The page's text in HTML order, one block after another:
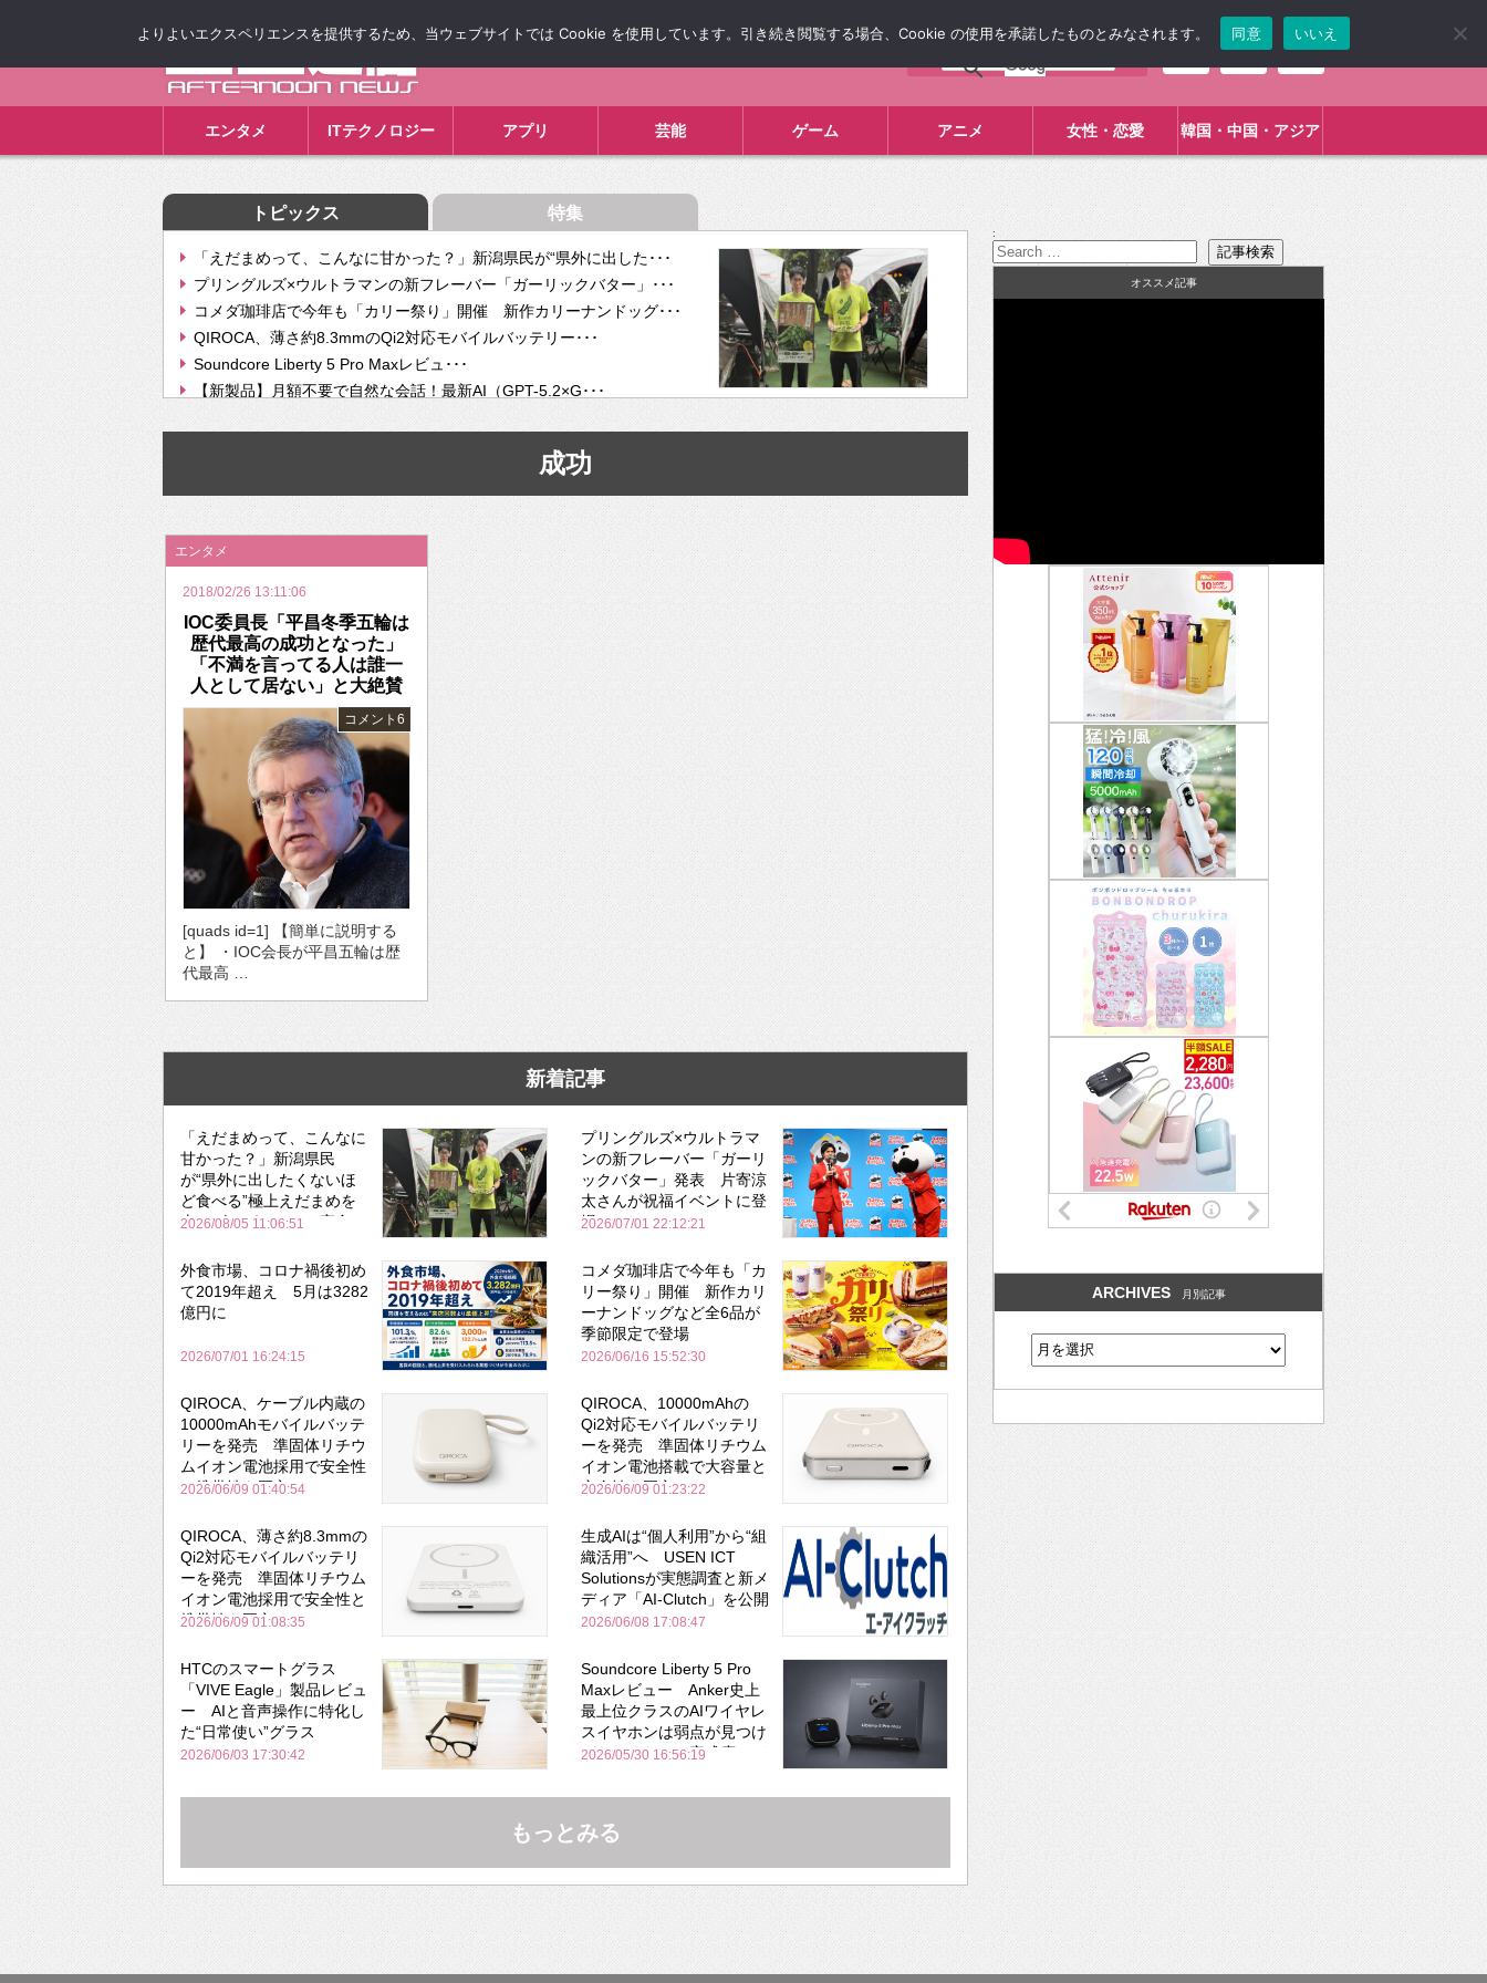
エンタメ ITテクノロジー アプリ 芸能 ゲーム アニメ 女性・恋愛 韓国・中国・アジア
トピックス 特集
「えだまめって、こんなに甘かった？」新潟県民が“県外に出した･･･
プリングルズ×ウルトラマンの新フレーバー「ガーリックバター」･･･
コメダ珈琲店で今年も「カリー祭り」開催 新作カリーナンドッグ･･･
QIROCA、薄さ約8.3mmのQi2対応モバイルバッテリー･･･
Soundcore Liberty 5 Pro Maxレビュ･･･
【新製品】月額不要で自然な会話！最新AI（GPT-5.2×G･･･
【次世代の没入感と生産性】VITURE Luma Ultra･･･
挫折率8割の壁をAIで突破。ジャストシステム、”自分が今話し･･･
2026年のバレンタインは「自分で作って、想いを渡す」 TE･･･
成功
エンタメ
2018/02/26 13:11:06
IOC委員長「平昌冬季五輪は
歴代最高の成功となった」
「不満を言ってる人は誰一
人として居ない」と大絶賛
コメント6
[quads id=1] 【簡単に説明する
と】 ・IOC会長が平昌五輪は歴
代最高 …
新着記事
「えだまめって、こんなに
甘かった？」新潟県民
が“県外に出したくないほ
ど食べる”極上えだまめを
森のビアガーデンで実食
2026/08/05 11:06:51
プリングルズ×ウルトラマ
ンの新フレーバー「ガーリ
ックバター」発表 片寄涼
太さんが祝福イベントに登
場
2026/07/01 22:12:21
外食市場、コロナ禍後初め
て2019年超え 5月は3282
億円に
2026/07/01 16:24:15
コメダ珈琲店で今年も「カ
リー祭り」開催 新作カリ
ーナンドッグなど全6品が
季節限定で登場
2026/06/16 15:52:30
QIROCA、ケーブル内蔵の
10000mAhモバイルバッテ
リーを発売 準固体リチウ
ムイオン電池採用で安全性
と携帯性を両立
2026/06/09 01:40:54
QIROCA、10000mAhの
Qi2対応モバイルバッテリ
ーを発売 準固体リチウム
イオン電池搭載で大容量と
安全性を両立
2026/06/09 01:23:22
QIROCA、薄さ約8.3mmの
Qi2対応モバイルバッテリ
ーを発売 準固体リチウム
イオン電池採用で安全性と
携帯性を両立
2026/06/09 01:08:35
生成AIは“個人利用”から“組
織活用”へ USEN ICT
Solutionsが実態調査と新メ
ディア「AI-Clutch」を公開
2026/06/08 17:08:47
HTCのスマートグラス
「VIVE Eagle」製品レビュ
ー AIと音声操作に特化し
た“日常使い”グラス
2026/06/03 17:30:42
Soundcore Liberty 5 Pro
Maxレビュー Anker史上
最上位クラスのAIワイヤレ
スイヤホンは弱点が見つけ
づらいくらいの完成度にび
Bose並み
2026/05/30 16:56:19
もっとみる
:
オススメ記事
ARCHIVES 月別記事
よりよいエクスペリエンスを提供するため、当ウェブサイトでは Cookie を使用しています。引き続き閲覧する場合、Cookie の使用を承諾したものとみなされます。 同意 いいえ